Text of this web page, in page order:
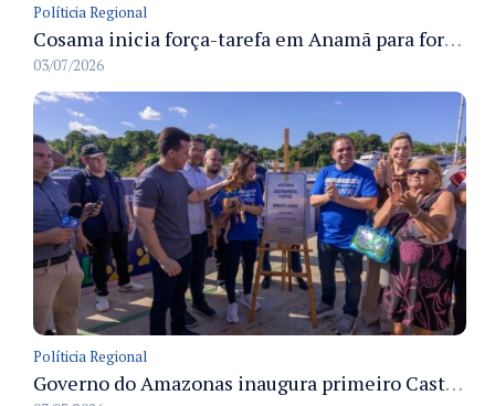
Políticia Regional
Cosama inicia força-tarefa em Anamã para fortalecer abastecimento de água e segurança hídrica da população
03/07/2026
Políticia Regional
Governo do Amazonas inaugura primeiro Castramóvel Fluvial para atendimento veterinário às comunidades ribeirinhas e castração gratuita